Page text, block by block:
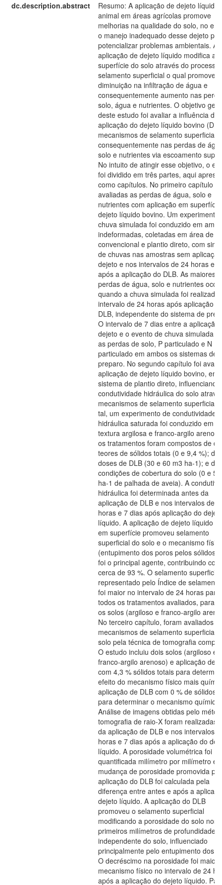
dc.description.abstract
Resumo: A aplicação de dejeto líquido
animal em áreas agrícolas promove
melhorias na qualidade do solo, no
o manejo inadequado desse dejeto
potencializar problemas ambientais. A
aplicação de dejeto líquido modifica a
superfície do solo através do processo
selamento superficial o qual promove
diminuição na infiltração de água e
consequentemente aumento nas
solo, água e nutrientes. O objetivo
deste estudo foi avaliar a influência da
aplicação do dejeto líquido bovino
mecanismos de selamento superficial e
consequentemente nas perdas de
solo e nutrientes via escoamento
No intuito de atingir esse objetivo, o
foi dividido em três partes, aqui
como capítulos. No primeiro capítulo
avaliadas as perdas de água, solo e
nutrientes com aplicação em
dejeto líquido bovino. Um experimento
chuva simulada foi conduzido em
indeformadas, coletadas em área de
convencional e plantio direto, com
de chuvas nas amostras sem
dejeto e nos intervalos de 24 horas e
após a aplicação do DLB. As maiores
perdas de água, solo e nutrientes
quando a chuva simulada foi realizada
intervalo de 24 horas após aplicação
DLB, independente do sistema de
O intervalo de 7 dias entre a aplicação
dejeto e o evento de chuva simulada
as perdas de solo, P particulado e N
particulado em ambos os sistemas de
preparo. No segundo capítulo foi
aplicação de dejeto líquido bovino, em
sistema de plantio direto,
condutividade hidráulica do solo
mecanismos de selamento superficial.
tal, um experimento de condutividade
hidráulica saturada foi conduzido em
textura argilosa e franco-argilo
os tratamentos foram compostos de
teores de sólidos totais (0 e 9,4 %);
doses de DLB (30 e 60 m3 ha-1); e
condições de cobertura do solo (0 e 5
ha-1 de palhada de aveia). A
hidráulica foi determinada antes da
aplicação de DLB e nos intervalos de
horas e 7 dias após aplicação do
líquido. A aplicação de dejeto líquido
em superfície promoveu selamento
superficial do solo e o mecanismo
(entupimento dos poros pelos sólidos
foi o principal agente, contribuindo com
cerca de 93 %. O selamento superficial
representado pelo Índice de
foi maior no intervalo de 24 horas para
todos os tratamentos avaliados, para
os solos (argiloso e franco-argilo
No terceiro capítulo, foram avaliados
mecanismos de selamento superficial
solo pela técnica de tomografia
O estudo incluiu dois solos (argiloso e
franco-argilo arenoso) e aplicação de
com 4,3 % sólidos totais para
efeito do mecanismo físico mais
aplicação de DLB com 0 % de sólidos
para determinar o mecanismo químico.
Análise de imagens obtidas pelo
tomografia de raio-X foram realizadas
da aplicação de DLB e nos intervalos
horas e 7 dias após a aplicação do
líquido. A porosidade volumétrica foi
quantificada milímetro por milímetro e
mudança de porosidade promovida
aplicação do DLB foi calculada pela
diferença entre antes e após a
dejeto líquido. A aplicação do DLB
promoveu o selamento superficial
modificando a porosidade do solo nos
primeiros milímetros de profundidade,
independente do solo, influenciado
principalmente pelo entupimento dos
O decréscimo na porosidade foi maior
mecanismo físico no intervalo de 24
após a aplicação do dejeto líquido.